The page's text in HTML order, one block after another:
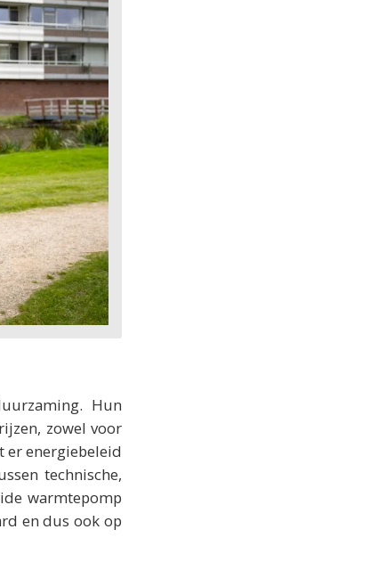
Hun
zowel voor
er energiebeleid
technische,
warmtepomp
en dus ook op